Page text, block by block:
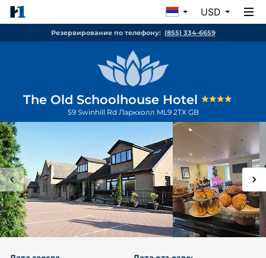
USD
Резервирование по телефону: (855) 334-6659
The Old Schoolhouse Hotel
59 Swinhill Rd Ларкхолл ML9 2TX GB